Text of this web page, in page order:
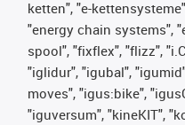
ketten", "e-
"energy chain systems",
spool", "fixflex", "flizz",
"iglidur", "igubal",
moves", "igus:bike",
"iguversum", "kineKIT",